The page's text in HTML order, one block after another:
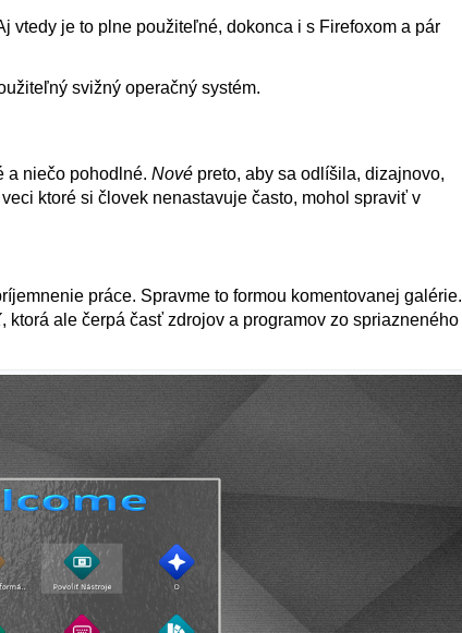
vtedy je to plne použiteľné, dokonca i s Firefoxom a pár
svižný operačný systém.
a niečo pohodlné. Nové preto, aby sa odlíšila, dizajnovo,
ktoré si človek nenastavuje často, mohol spraviť v
práce. Spravme to formou komentovanej galérie.
, ktorá ale čerpá časť zdrojov a programov zo spriazneného